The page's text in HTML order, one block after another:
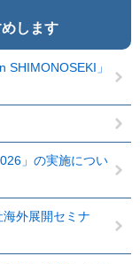
します
SHIMONOSEKI」
」の実施につい
海外展開セミナ